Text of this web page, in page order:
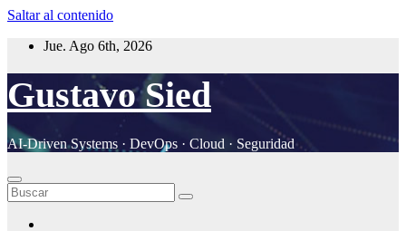
Saltar al contenido
Jue. Ago 6th, 2026
Gustavo Sied
AI-Driven Systems · DevOps · Cloud · Seguridad